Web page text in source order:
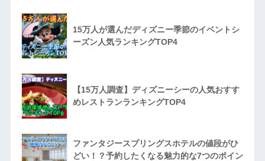
15万人が選んだディズニー季節のイベントシ
ーズン人気ランキングTOP4
【15万人調査】ディズニーシーの人気おすす
めレストランランキングTOP4
ファンタジースプリングスホテルの値段がひ
どい！？予約したくなる魅力的な7つのポイン